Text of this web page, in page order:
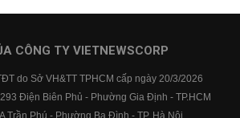
BIDV
Vietcombank
CÔNG TY VIETNEWSCORP
do Sở VH&TT TPHCM cấp ngày 20/3/2026
Điện Biên Phủ - Phường Gia Định - TP.HCM